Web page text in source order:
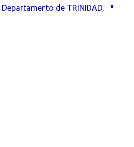
de TRINIDAD, 📍